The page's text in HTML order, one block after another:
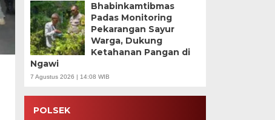
Bhabinkamtibmas
Padas Monitoring
Pekarangan Sayur
Warga, Dukung
Ketahanan Pangan di
Ngawi
7 Agustus 2026 | 14:08 WIB
POLSEK